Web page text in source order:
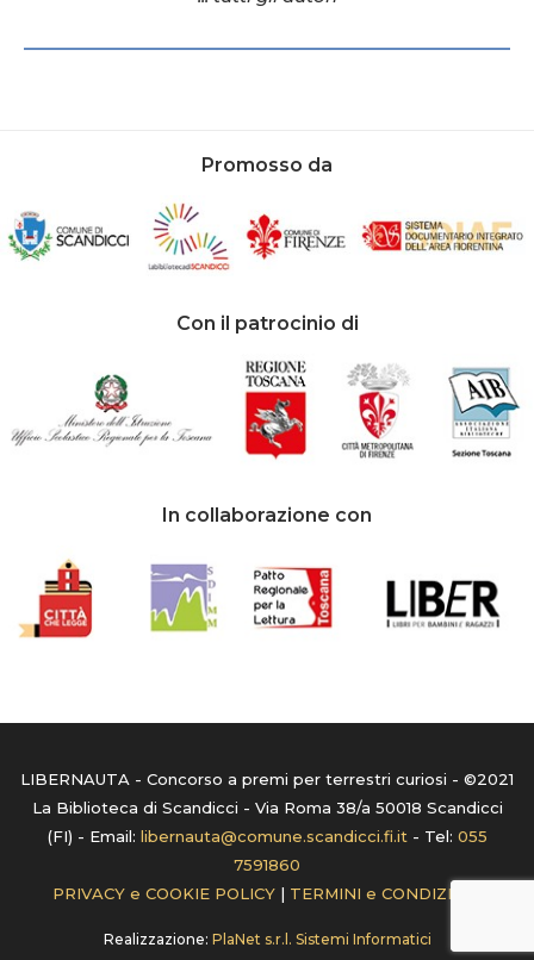
Promosso da
Con il patrocinio di
In collaborazione con
LIBERNAUTA - Concorso a premi per terrestri curiosi - ©2021
La Biblioteca di Scandicci - Via Roma 38/a 50018 Scandicci
(FI) - Email: libernauta@comune.scandicci.fi.it - Tel: 055
7591860
PRIVACY e COOKIE POLICY| TERMINI e CONDIZIONI
Realizzazione: PlaNet s.r.l. Sistemi Informatici